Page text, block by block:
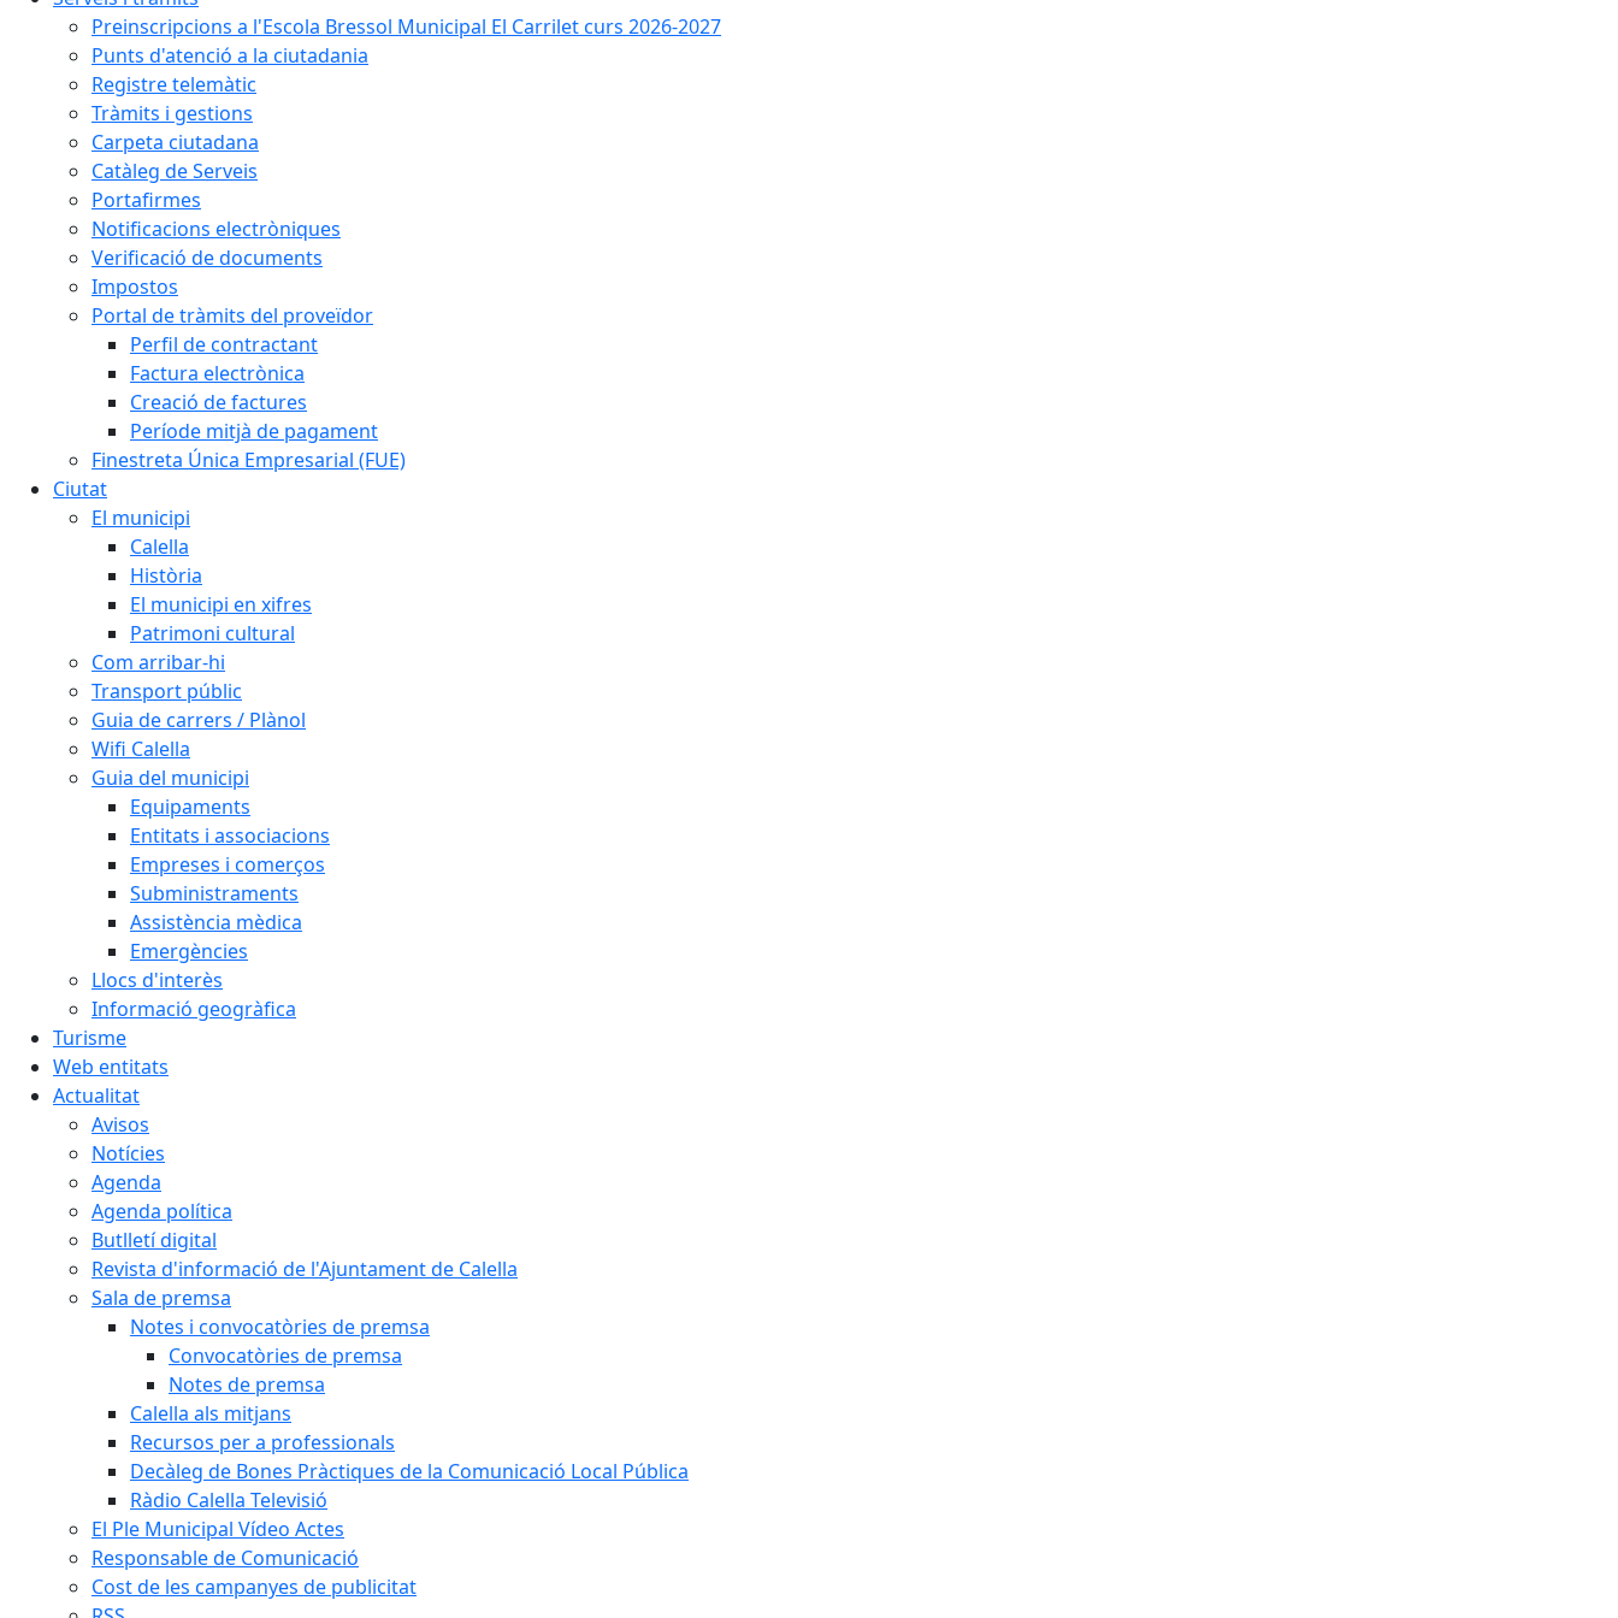
Preinscripcions a l'Escola Bressol Municipal El Carrilet curs 2026-2027
Punts d'atenció a la ciutadania
Registre telemàtic
Tràmits i gestions
Carpeta ciutadana
Catàleg de Serveis
Portafirmes
Notificacions electròniques
Verificació de documents
Impostos
Portal de tràmits del proveïdor
Perfil de contractant
Factura electrònica
Creació de factures
Període mitjà de pagament
Finestreta Única Empresarial (FUE)
Ciutat
El municipi
Calella
Història
El municipi en xifres
Patrimoni cultural
Com arribar-hi
Transport públic
Guia de carrers / Plànol
Wifi Calella
Guia del municipi
Equipaments
Entitats i associacions
Empreses i comerços
Subministraments
Assistència mèdica
Emergències
Llocs d'interès
Informació geogràfica
Turisme
Web entitats
Actualitat
Avisos
Notícies
Agenda
Agenda política
Butlletí digital
Revista d'informació de l'Ajuntament de Calella
Sala de premsa
Notes i convocatòries de premsa
Convocatòries de premsa
Notes de premsa
Calella als mitjans
Recursos per a professionals
Decàleg de Bones Pràctiques de la Comunicació Local Pública
Ràdio Calella Televisió
El Ple Municipal Vídeo Actes
Responsable de Comunicació
Cost de les campanyes de publicitat